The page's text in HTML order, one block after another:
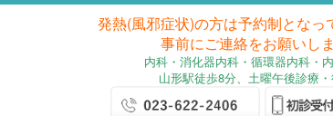
発熱(風邪症状)の方は予約制となっ
事前にご連絡をお願いしま
内科・消化器内科・循環器内科・
山形駅徒歩8分、土曜午後診療